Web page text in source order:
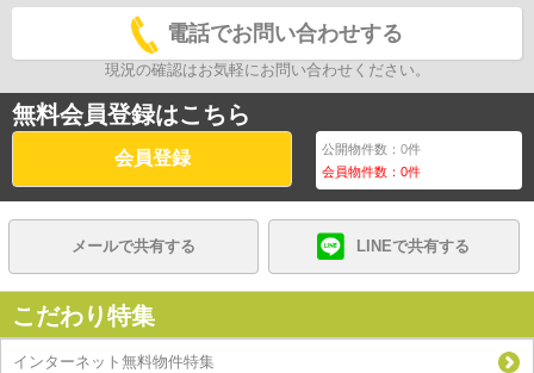
電話でお問い合わせする
現況の確認はお気軽にお問い合わせください。
無料会員登録はこちら
会員登録 公開物件数：0件
会員物件数：0件
メールで共有する LINEで共有する
こだわり特集
インターネット無料物件特集